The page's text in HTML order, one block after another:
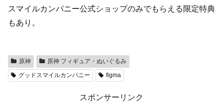
スマイルカンパニー公式ショップのみでもらえる限定特典
もあり。
原神
原神 フィギュア・ぬいぐるみ
グッドスマイルカンパニー
figma
スポンサーリンク